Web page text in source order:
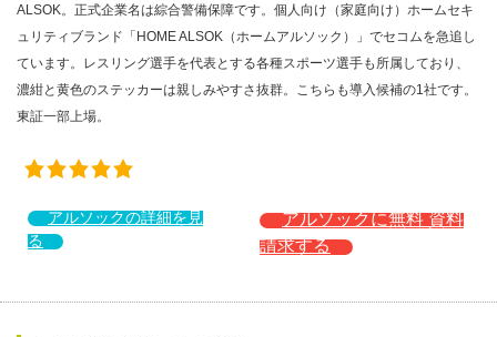
ALSOK。正式企業名は綜合警備保障です。個人向け（家庭向け）ホームセキ
ュリティブランド「HOME ALSOK（ホームアルソック）」でセコムを急追し
ています。レスリング選手を代表とする各種スポーツ選手も所属しており、
濃紺と黄色のステッカーは親しみやすさ抜群。こちらも導入候補の1社です。
東証一部上場。
アルソックの詳細を見
る
アルソックに無料 資料
請求する